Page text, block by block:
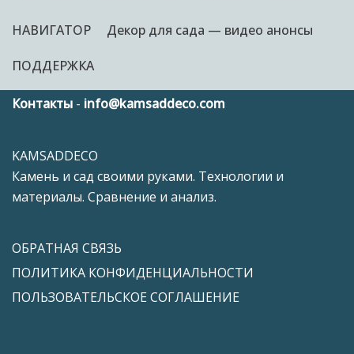
НАВИГАТОР Декор для сада — видео анонсы
ПОДДЕРЖКА
Контакты - info@kamsaddeco.com
KAMSADDECO
Камень и сад своими руками. Технологии и
материалы. Сравнение и анализ.
ОБРАТНАЯ СВЯЗЬ
ПОЛИТИКА КОНФИДЕНЦИАЛЬНОСТИ
ПОЛЬЗОВАТЕЛЬСКОЕ СОГЛАШЕНИЕ